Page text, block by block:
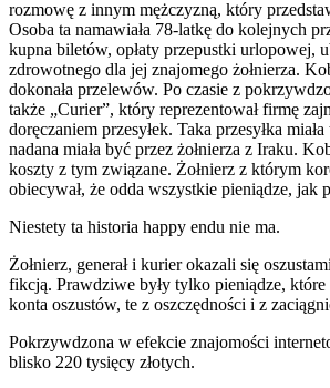
rozmowę z innym mężczyzną, który
Osoba ta namawiała 78-latkę do kolejnych
kupna biletów, opłaty przepustki urlopowej,
zdrowotnego dla jej znajomego żołnierza.
dokonała przelewów. Po czasie z
także „Curier”, który reprezentował firmę
doręczaniem przesyłek. Taka przesyłka
nadana miała być przez żołnierza z Iraku.
koszty z tym związane. Żołnierz z którym
obiecywał, że odda wszystkie pieniądze, jak
Niestety ta historia happy endu nie ma.
Żołnierz, generał i kurier okazali się
fikcją. Prawdziwe były tylko pieniądze, które
konta oszustów, te z oszczędności i z
Pokrzywdzona w efekcie znajomości
blisko 220 tysięcy złotych.